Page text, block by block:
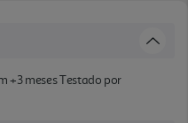
+3 meses Testado por